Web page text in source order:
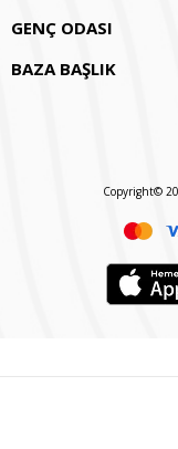
GENÇ ODASI
BAZA BAŞLIK
Copyright©